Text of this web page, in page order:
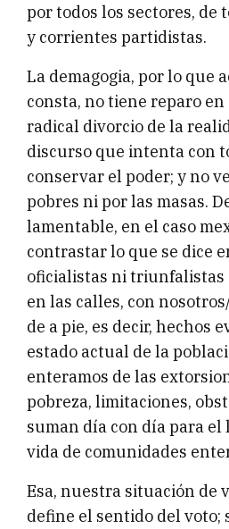
por todos los sectores, de
y corrientes partidistas.
La demagogia, por lo que
consta, no tiene reparo
radical divorcio de la
discurso que intenta con
conservar el poder; y no
pobres ni por las masas.
lamentable, en el caso
contrastar lo que se dice
oficialistas ni triunfalistas
en las calles, con
de a pie, es decir, hechos
estado actual de la
enteramos de las
pobreza, limitaciones,
suman día con día para el
vida de comunidades
Esa, nuestra situación de
define el sentido del voto;